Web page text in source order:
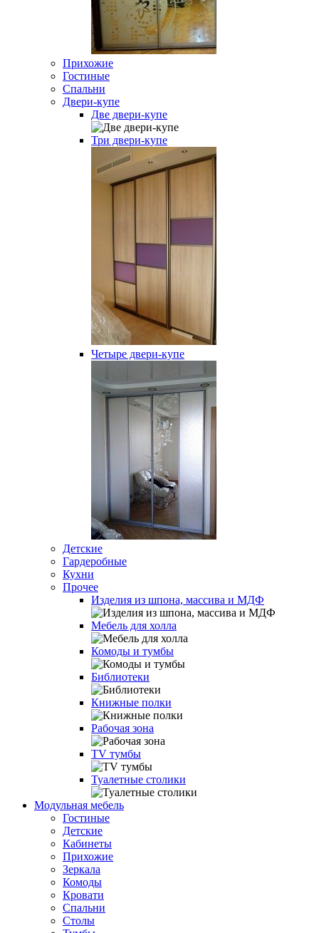
Прихожие
Гостиные
Спальни
Двери-купе
Две двери-купе
Три двери-купе
Четыре двери-купе
Детские
Гардеробные
Кухни
Прочее
Изделия из шпона, массива и МДФ
Мебель для холла
Комоды и тумбы
Библиотеки
Книжные полки
Рабочая зона
TV тумбы
Туалетные столики
Модульная мебель
Гостиные
Детские
Кабинеты
Прихожие
Зеркала
Комоды
Кровати
Спальни
Столы